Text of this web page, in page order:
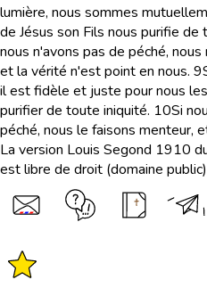
lumière, nous sommes
de Jésus son Fils nous purifie de
nous n'avons pas de péché,
et la vérité n'est point en nous. 9
il est fidèle et juste pour nous
purifier de toute iniquité. 10Si
péché, nous le faisons menteur,
La version Louis Segond 1910
est libre de droit (domaine